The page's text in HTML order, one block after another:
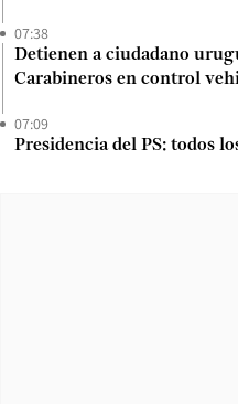
07:38
Detienen a ciudadano
Carabineros en control
07:09
Presidencia del PS: todos